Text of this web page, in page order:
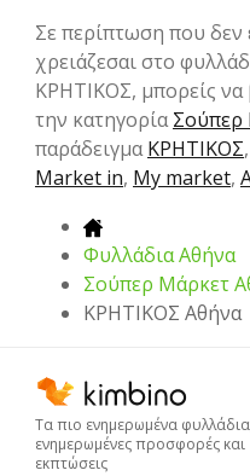
Σε περίπτωση που δεν
χρειάζεσαι στο
ΚΡΗΤΙΚΟΣ, μπορείς να
την κατηγορίαΣούπερ
παράδειγμαΚΡΗΤΙΚΟΣ,
Market in, My market,
Φυλλάδια Αθήνα
Σούπερ Μάρκετ
ΚΡΗΤΙΚΟΣ Αθήνα
Τα πιο ενημερωμένα
ενημερωμένες προσφορές και
εκπτώσεις